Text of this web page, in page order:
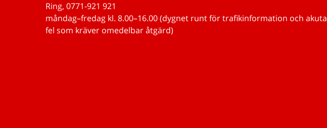
Ring, 0771-921 921
måndag–fredag kl. 8.00–16.00 (dygnet runt för trafikinformation och akuta
fel som kräver omedelbar åtgärd)